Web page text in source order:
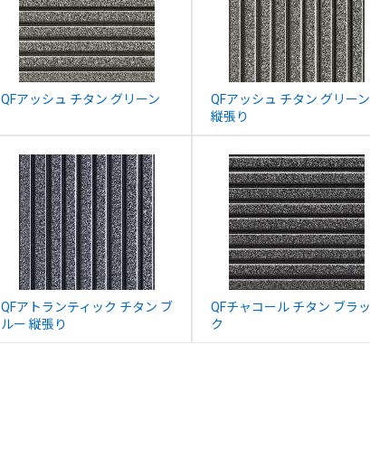
QFアッシュ チタン グリーン
QFアッシュ チタン グリーン
縦張り
QFアトランティック チタン ブ
ルー 縦張り
QFチャコール チタン ブラッ
ク